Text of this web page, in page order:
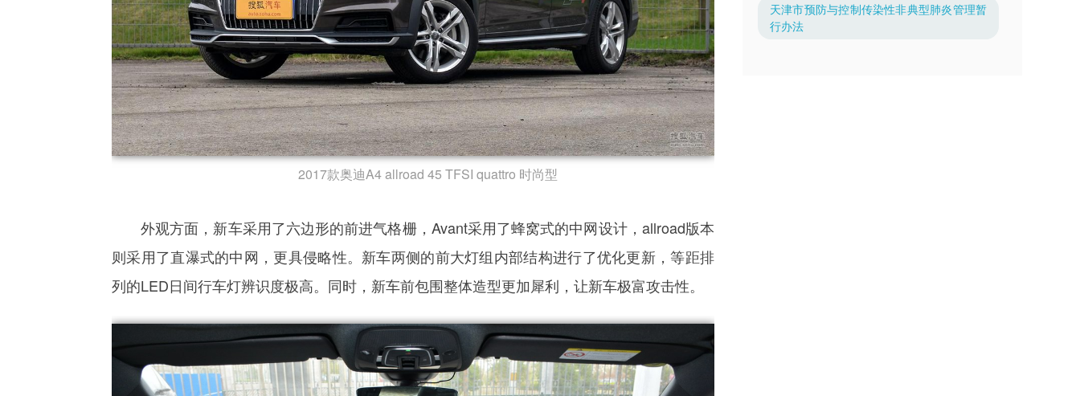
2017款奥迪A4 allroad 45 TFSI quattro 时尚型
外观方面，新车采用了六边形的前进气格栅，Avant采用了蜂窝式的中网设计，allroad版本
则采用了直瀑式的中网，更具侵略性。新车两侧的前大灯组内部结构进行了优化更新，等距排
列的LED日间行车灯辨识度极高。同时，新车前包围整体造型更加犀利，让新车极富攻击性。
天津市预防与控制传染性非典型肺炎管理暂
行办法